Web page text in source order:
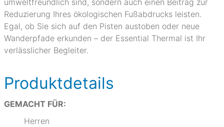
umweltfreundlich sind, sondern auch einen Beitrag zur
Reduzierung Ihres ökologischen Fußabdrucks leisten.
Egal, ob Sie sich auf den Pisten austoben oder neue
Wanderpfade erkunden – der Essential Thermal ist Ihr
verlässlicher Begleiter.
Produktdetails
GEMACHT FÜR:
Herren